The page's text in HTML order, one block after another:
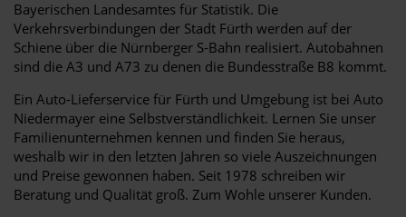
Bayerischen Landesamtes für Statistik. Die
Verkehrsverbindungen der Stadt Fürth werden auf der
Schiene über die Nürnberger S-Bahn realisiert. Autobahnen
sind die A3 und A73 zu denen die Bundesstraße B8 kommt.
Ein Auto-Lieferservice für Fürth und Umgebung ist bei Auto
Niedermayer eine Selbstverständlichkeit. Lernen Sie unser
Familienunternehmen kennen und finden Sie heraus,
weshalb wir in den letzten Jahren so viele Auszeichnungen
und Preise gewonnen haben. Seit 1978 schreiben wir
Beratung und Qualität groß. Zum Wohle unserer Kunden.